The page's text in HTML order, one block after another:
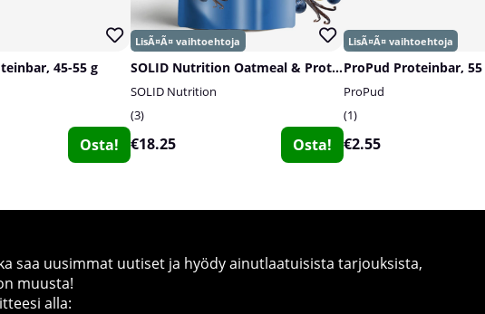
45-55 g
Osta!
SOLID Nutrition Oatmeal & Protein Mix, 750 g
SOLID Nutrition
3
€18.25 Osta!
ProPud Proteinbar, 55
ProPud
1
€2.55
saa uusimmat uutiset ja hyödy ainutlaatuisista tarjouksista,
muusta!
alla: